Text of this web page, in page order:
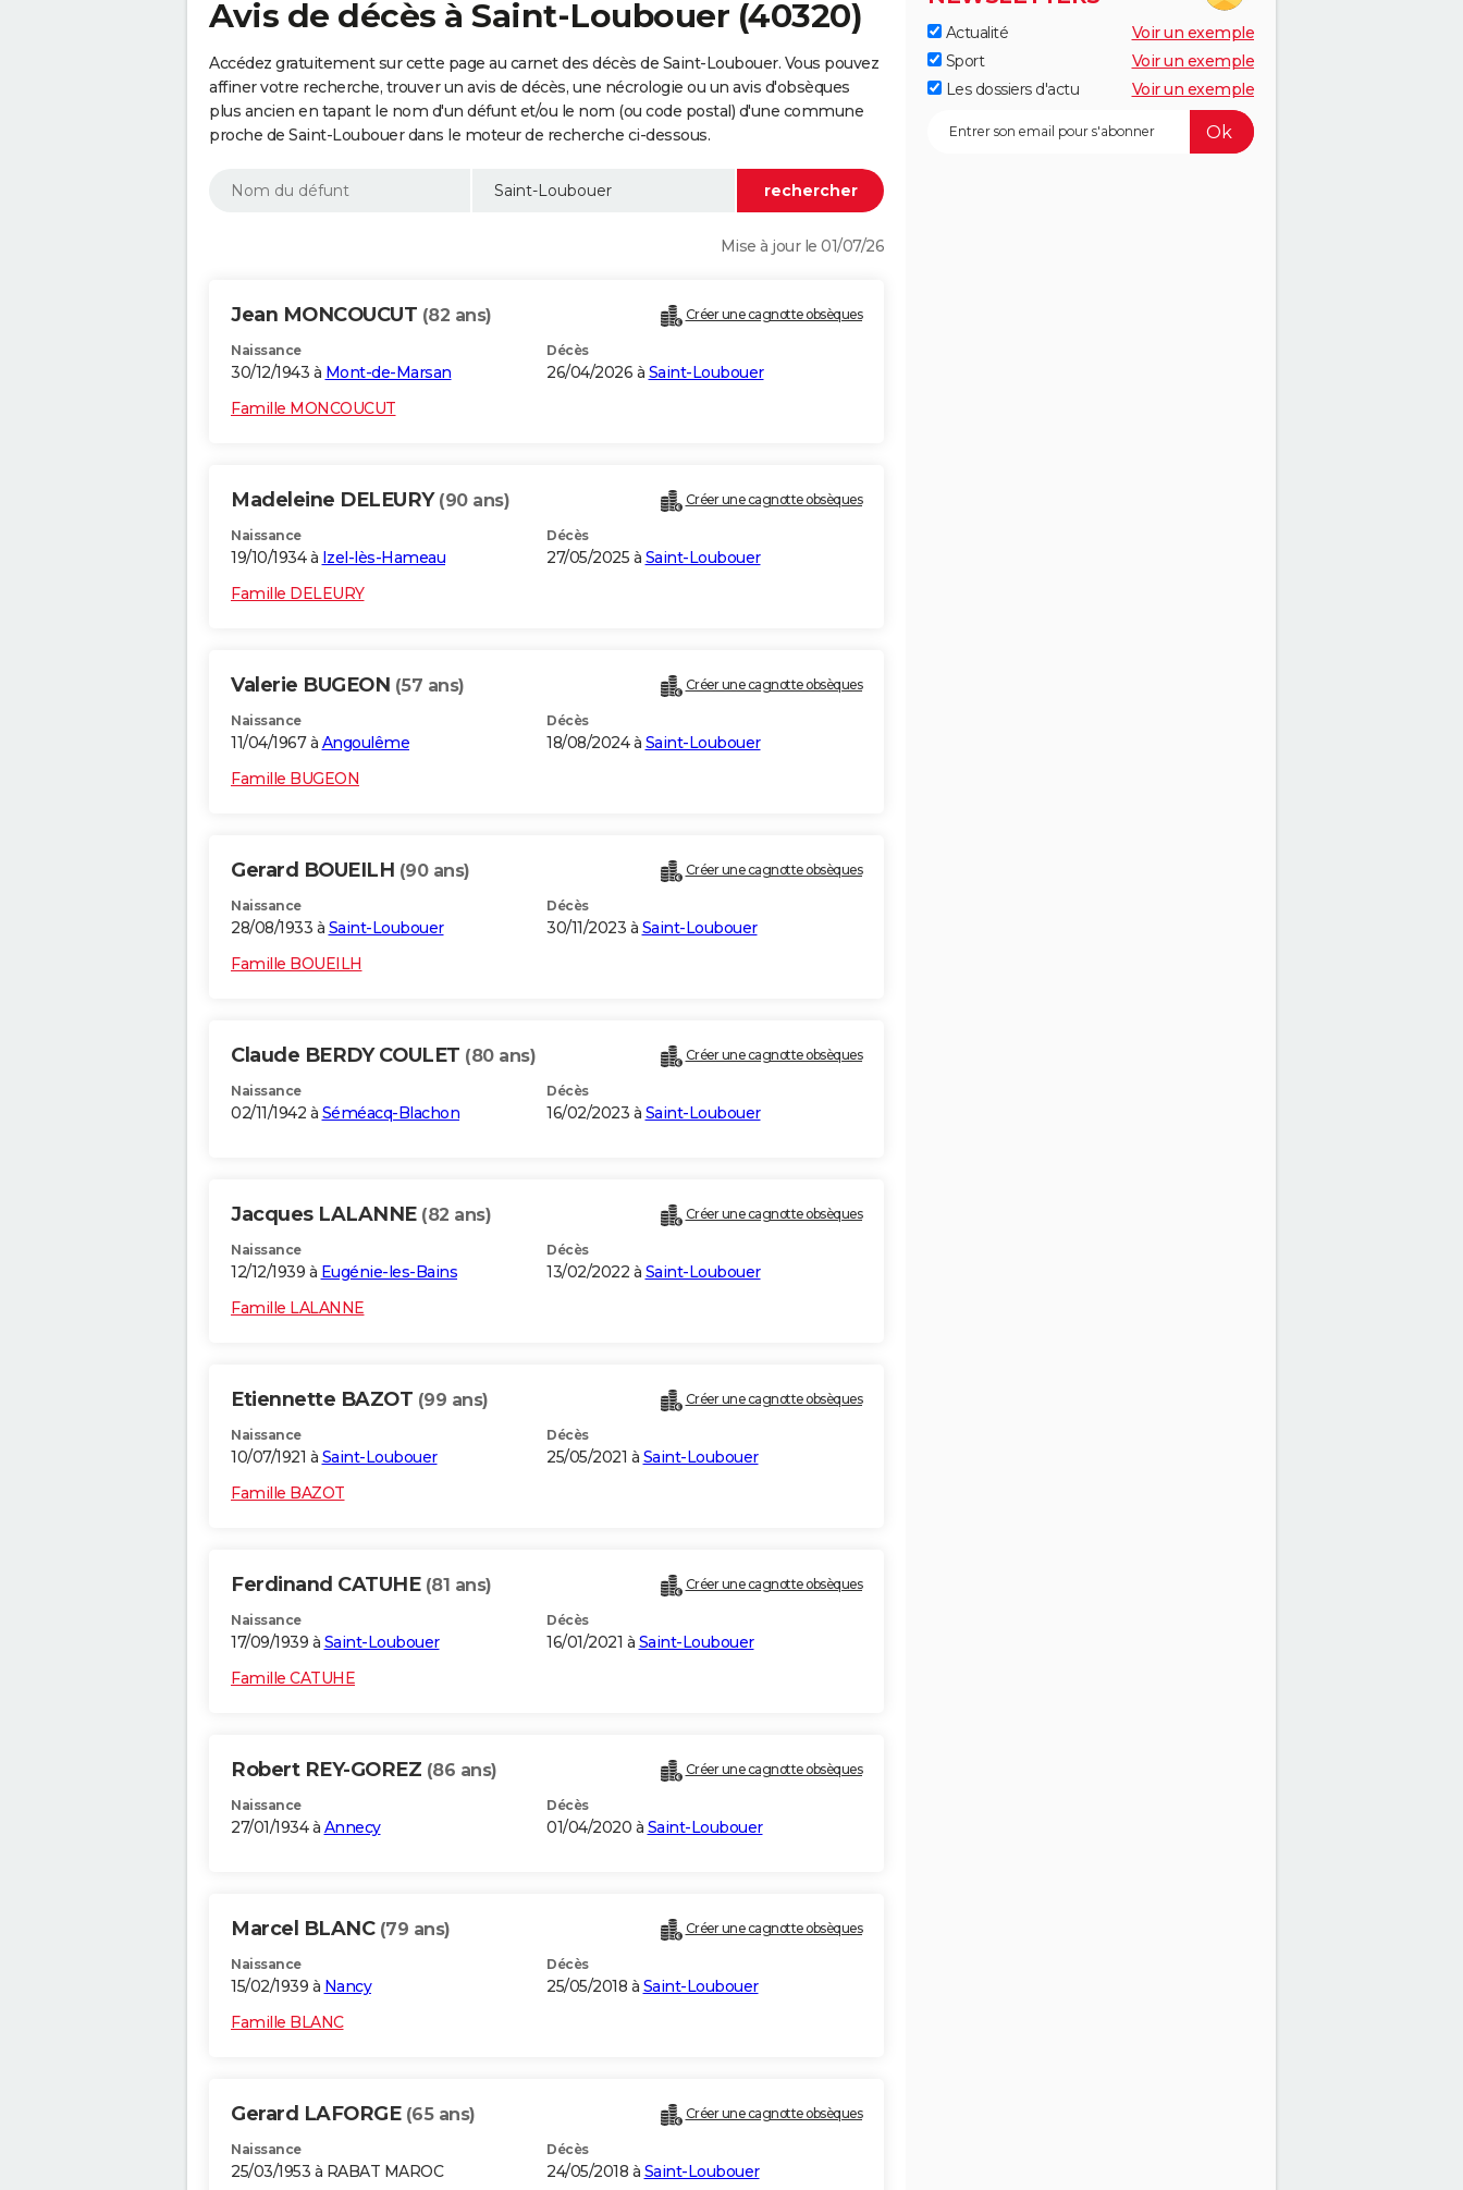
Avis de décès à Saint-Loubouer (40320)
Accédez gratuitement sur cette page au carnet des décès de Saint-Loubouer. Vous pouvez
affiner votre recherche, trouver un avis de décès, une nécrologie ou un avis d'obsèques
plus ancien en tapant le nom d'un défunt et/ou le nom (ou code postal) d'une commune
proche de Saint-Loubouer dans le moteur de recherche ci-dessous.
Mise à jour le 01/07/26
Jean MONCOUCUT (82 ans) Créer une cagnotte obsèques
Naissance
30/12/1943 à Mont-de-Marsan
Décès
26/04/2026 à Saint-Loubouer
Famille MONCOUCUT
Madeleine DELEURY (90 ans) Créer une cagnotte obsèques
Naissance
19/10/1934 à Izel-lès-Hameau
Décès
27/05/2025 à Saint-Loubouer
Famille DELEURY
Valerie BUGEON (57 ans) Créer une cagnotte obsèques
Naissance
11/04/1967 à Angoulême
Décès
18/08/2024 à Saint-Loubouer
Famille BUGEON
Gerard BOUEILH (90 ans) Créer une cagnotte obsèques
Naissance
28/08/1933 à Saint-Loubouer
Décès
30/11/2023 à Saint-Loubouer
Famille BOUEILH
Claude BERDY COULET (80 ans) Créer une cagnotte obsèques
Naissance
02/11/1942 à Séméacq-Blachon
Décès
16/02/2023 à Saint-Loubouer
Jacques LALANNE (82 ans) Créer une cagnotte obsèques
Naissance
12/12/1939 à Eugénie-les-Bains
Décès
13/02/2022 à Saint-Loubouer
Famille LALANNE
Etiennette BAZOT (99 ans) Créer une cagnotte obsèques
Naissance
10/07/1921 à Saint-Loubouer
Décès
25/05/2021 à Saint-Loubouer
Famille BAZOT
Ferdinand CATUHE (81 ans) Créer une cagnotte obsèques
Naissance
17/09/1939 à Saint-Loubouer
Décès
16/01/2021 à Saint-Loubouer
Famille CATUHE
Robert REY-GOREZ (86 ans) Créer une cagnotte obsèques
Naissance
27/01/1934 à Annecy
Décès
01/04/2020 à Saint-Loubouer
Marcel BLANC (79 ans) Créer une cagnotte obsèques
Naissance
15/02/1939 à Nancy
Décès
25/05/2018 à Saint-Loubouer
Famille BLANC
Gerard LAFORGE (65 ans) Créer une cagnotte obsèques
Naissance
25/03/1953 à RABAT MAROC
Décès
24/05/2018 à Saint-Loubouer
Actualité
Voir un exemple
Sport
Voir un exemple
Les dossiers d'actu
Voir un exemple